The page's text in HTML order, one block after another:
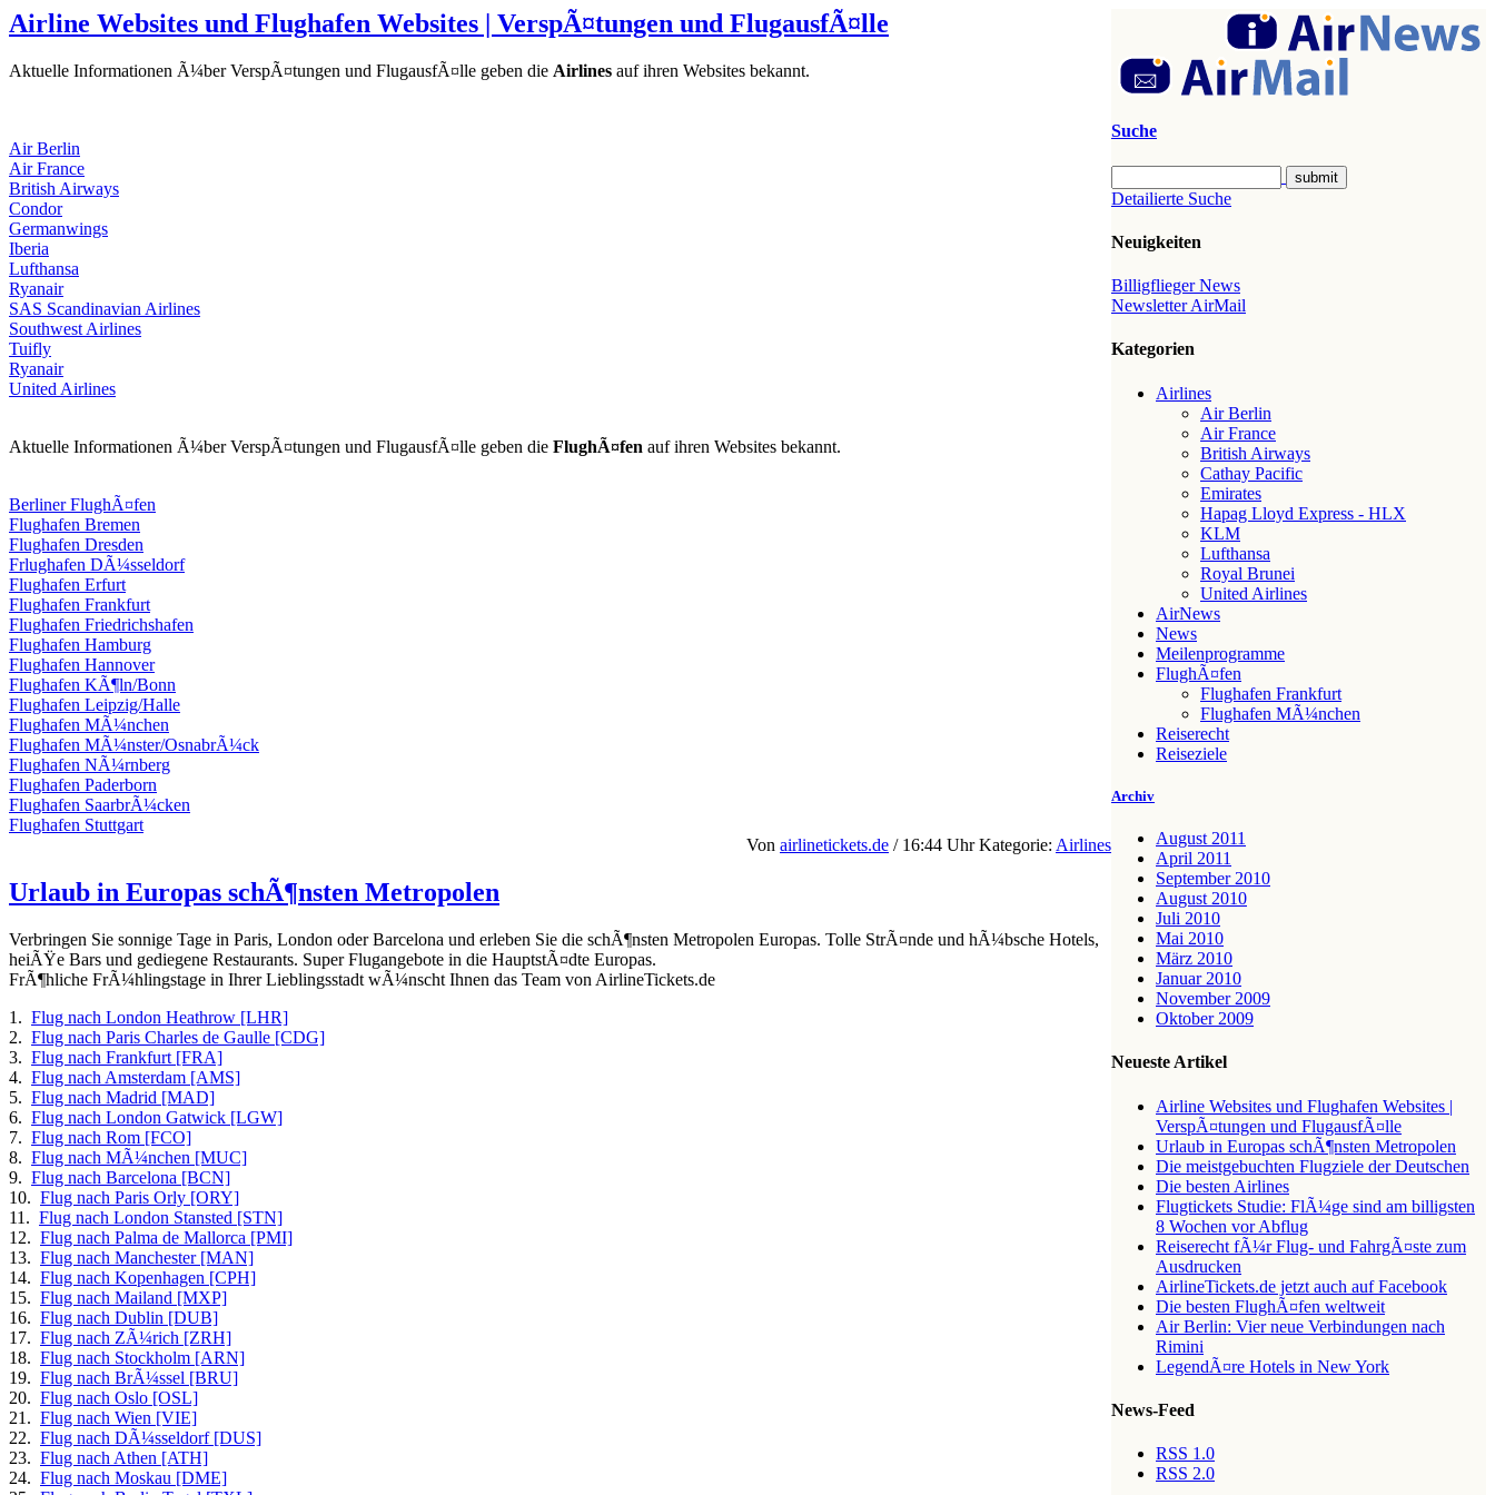
Airline Websites und Flughafen Websites | VerspÃ¤tungen und FlugausfÃ¤lle
Aktuelle Informationen Ã¼ber VerspÃ¤tungen und FlugausfÃ¤lle geben die Airlines auf ihren Websites bekannt.
Air Berlin
Air France
British Airways
Condor
Germanwings
Iberia
Lufthansa
Ryanair
SAS Scandinavian Airlines
Southwest Airlines
Tuifly
Ryanair
United Airlines
Aktuelle Informationen Ã¼ber VerspÃ¤tungen und FlugausfÃ¤lle geben die FlughÃ¤fen auf ihren Websites bekannt.
Berliner FlughÃ¤fen
Flughafen Bremen
Flughafen Dresden
Frlughafen DÃ¼sseldorf
Flughafen Erfurt
Flughafen Frankfurt
Flughafen Friedrichshafen
Flughafen Hamburg
Flughafen Hannover
Flughafen KÃ¶ln/Bonn
Flughafen Leipzig/Halle
Flughafen MÃ¼nchen
Flughafen MÃ¼nster/OsnabrÃ¼ck
Flughafen NÃ¼rnberg
Flughafen Paderborn
Flughafen SaarbrÃ¼cken
Flughafen Stuttgart
Von airlinetickets.de / 16:44 Uhr Kategorie: Airlines
Urlaub in Europas schÃ¶nsten Metropolen
Verbringen Sie sonnige Tage in Paris, London oder Barcelona und erleben Sie die schÃ¶nsten Metropolen Europas. Tolle StrÃ¤nde und hÃ¼bsche Hotels,
heiÃŸe Bars und gediegene Restaurants. Super Flugangebote in die HauptstÃ¤dte Europas.
FrÃ¶hliche FrÃ¼hlingstage in Ihrer Lieblingsstadt wÃ¼nscht Ihnen das Team von AirlineTickets.de
1. Flug nach London Heathrow [LHR]
2. Flug nach Paris Charles de Gaulle [CDG]
3. Flug nach Frankfurt [FRA]
4. Flug nach Amsterdam [AMS]
5. Flug nach Madrid [MAD]
6. Flug nach London Gatwick [LGW]
7. Flug nach Rom [FCO]
8. Flug nach MÃ¼nchen [MUC]
9. Flug nach Barcelona [BCN]
10. Flug nach Paris Orly [ORY]
11. Flug nach London Stansted [STN]
12. Flug nach Palma de Mallorca [PMI]
13. Flug nach Manchester [MAN]
14. Flug nach Kopenhagen [CPH]
15. Flug nach Mailand [MXP]
16. Flug nach Dublin [DUB]
17. Flug nach ZÃ¼rich [ZRH]
18. Flug nach Stockholm [ARN]
19. Flug nach BrÃ¼ssel [BRU]
20. Flug nach Oslo [OSL]
21. Flug nach Wien [VIE]
22. Flug nach DÃ¼sseldorf [DUS]
23. Flug nach Athen [ATH]
24. Flug nach Moskau [DME]
Suche
Detailierte Suche
Neuigkeiten
Billigflieger News
Newsletter AirMail
Kategorien
Airlines
Air Berlin
Air France
British Airways
Cathay Pacific
Emirates
Hapag Lloyd Express - HLX
KLM
Lufthansa
Royal Brunei
United Airlines
AirNews
News
Meilenprogramme
FlughÃ¤fen
Flughafen Frankfurt
Flughafen MÃ¼nchen
Reiserecht
Reiseziele
Archiv
August 2011
April 2011
September 2010
August 2010
Juli 2010
Mai 2010
März 2010
Januar 2010
November 2009
Oktober 2009
Neueste Artikel
Airline Websites und Flughafen Websites |
VerspÃ¤tungen und FlugausfÃ¤lle
Urlaub in Europas schÃ¶nsten Metropolen
Die meistgebuchten Flugziele der Deutschen
Die besten Airlines
Flugtickets Studie: FlÃ¼ge sind am billigsten
8 Wochen vor Abflug
Reiserecht fÃ¼r Flug- und FahrgÃ¤ste zum
Ausdrucken
AirlineTickets.de jetzt auch auf Facebook
Die besten FlughÃ¤fen weltweit
Air Berlin: Vier neue Verbindungen nach
Rimini
LegendÃ¤re Hotels in New York
News-Feed
RSS 1.0
RSS 2.0